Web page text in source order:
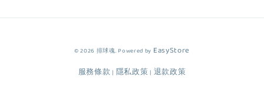
© 2026 排球魂. Powered by EasyStore
服務條款 | 隱私政策 | 退款政策